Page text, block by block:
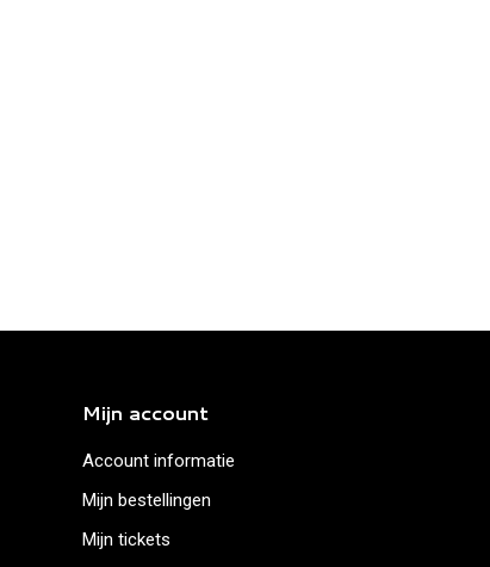
Mijn account
Account informatie
Mijn bestellingen
Mijn tickets